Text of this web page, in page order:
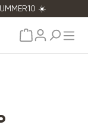
☀️